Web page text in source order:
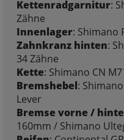
Kettenradgarnitur:
Zähne
Innenlager: Shimano
Zahnkranz hinten:
34 Zähne
Kette: Shimano CN
Bremshebel:
Lever
Bremse vorne /
160mm / Shimano